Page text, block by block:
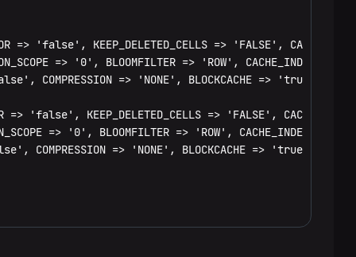
=> 'false', KEEP_DELETED_CELLS => 'FALSE',
=> '0', BLOOMFILTER => 'ROW',
COMPRESSION => 'NONE', BLOCKCACHE => 'true',
'false', KEEP_DELETED_CELLS => 'FALSE',
=> '0', BLOOMFILTER => 'ROW',
COMPRESSION => 'NONE', BLOCKCACHE => 'true',